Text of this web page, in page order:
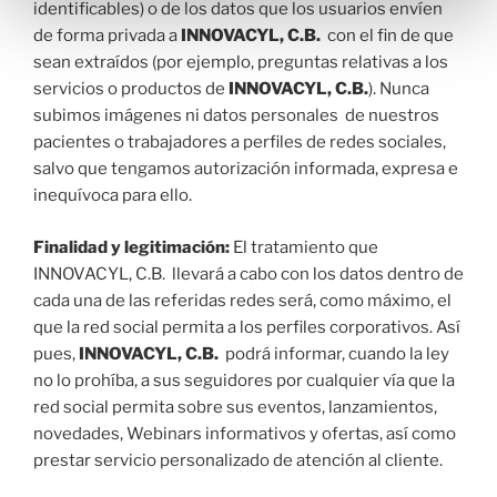
identificables) o de los datos que los usuarios envíen
de forma privada a
INNOVACYL, C.B. con el fin de que
sean extraídos (por ejemplo, preguntas relativas a los
servicios o productos de
INNOVACYL, C.B.). Nunca
subimos imágenes ni datos personales de nuestros
pacientes o trabajadores a perfiles de redes sociales,
salvo que tengamos autorización informada, expresa e
inequívoca para ello.
Finalidad y legitimación: El tratamiento que
INNOVACYL, C.B. llevará a cabo con los datos dentro de
cada una de las referidas redes será, como máximo, el
que la red social permita a los perfiles corporativos. Así
pues, INNOVACYL, C.B. podrá informar, cuando la ley
no lo prohíba, a sus seguidores por cualquier vía que la
red social permita sobre sus eventos, lanzamientos,
novedades, Webinars informativos y ofertas, así como
prestar servicio personalizado de atención al cliente.